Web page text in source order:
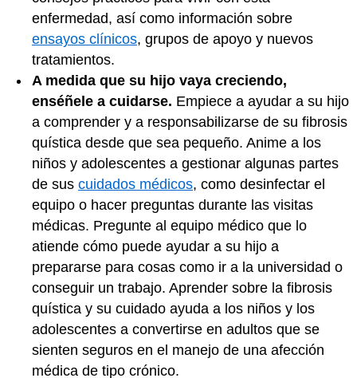
enfermedad, así como información sobre
ensayos clínicos, grupos de apoyo y nuevos
tratamientos.
A medida que su hijo vaya creciendo,
enséñele a cuidarse. Empiece a ayudar a su hijo
a comprender y a responsabilizarse de su fibrosis
quística desde que sea pequeño. Anime a los
niños y adolescentes a gestionar algunas partes
de sus cuidados médicos, como desinfectar el
equipo o hacer preguntas durante las visitas
médicas. Pregunte al equipo médico que lo
atiende cómo puede ayudar a su hijo a
prepararse para cosas como ir a la universidad o
conseguir un trabajo. Aprender sobre la fibrosis
quística y su cuidado ayuda a los niños y los
adolescentes a convertirse en adultos que se
sienten seguros en el manejo de una afección
médica de tipo crónico.